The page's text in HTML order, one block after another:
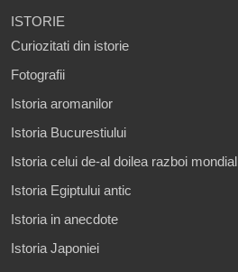
ISTORIE
Curiozitati din istorie
Fotografii
Istoria aromanilor
Istoria Bucurestiului
Istoria celui de-al doilea razboi mondial
Istoria Egiptului antic
Istoria in anecdote
Istoria Japoniei